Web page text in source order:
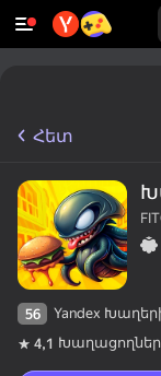
Հետ
56
Yandex
4,1